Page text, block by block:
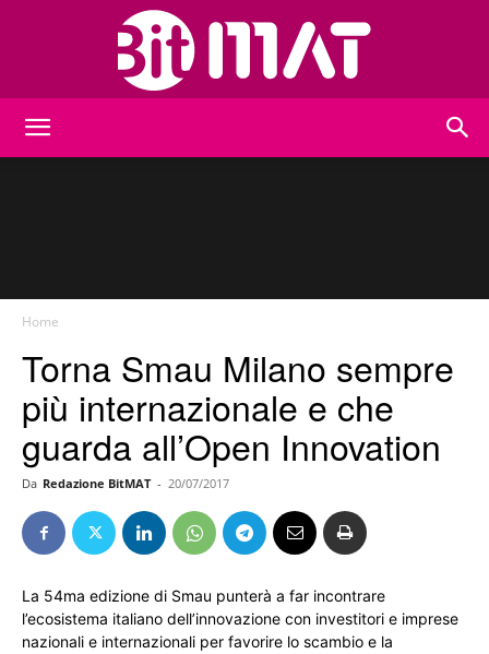
Home
Torna Smau Milano sempre
più internazionale e che
guarda all’Open Innovation
Da Redazione BitMAT - 20/07/2017
La 54ma edizione di Smau punterà a far incontrare
l’ecosistema italiano dell’innovazione con investitori e imprese
nazionali e internazionali per favorire lo scambio e la